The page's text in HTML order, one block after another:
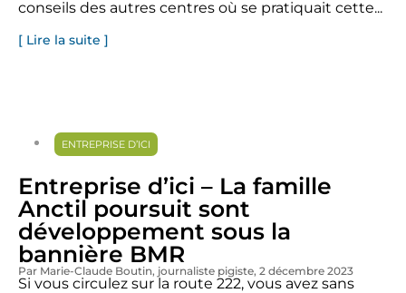
conseils des autres centres où se pratiquait cette...
[ Lire la suite ]
ENTREPRISE D’ICI
Entreprise d’ici – La famille
Anctil poursuit sont
développement sous la
bannière BMR
Par Marie-Claude Boutin, journaliste pigiste, 2 décembre 2023
Si vous circulez sur la route 222, vous avez sans